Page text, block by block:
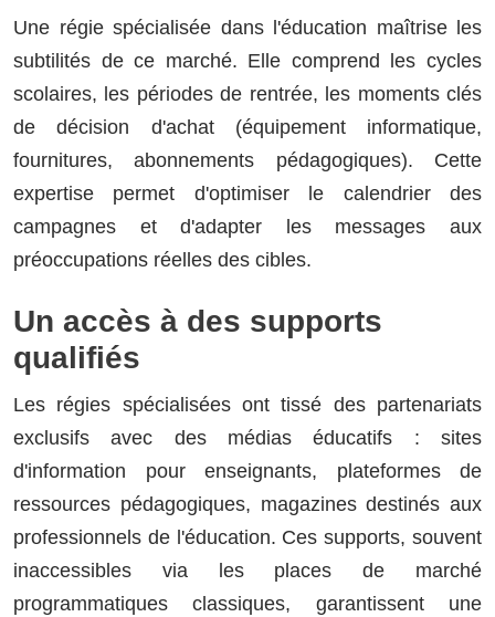
Une régie spécialisée dans l'éducation maîtrise les
subtilités de ce marché. Elle comprend les cycles
scolaires, les périodes de rentrée, les moments clés
de décision d'achat (équipement informatique,
fournitures, abonnements pédagogiques). Cette
expertise permet d'optimiser le calendrier des
campagnes et d'adapter les messages aux
préoccupations réelles des cibles.
Un accès à des supports
qualifiés
Les régies spécialisées ont tissé des partenariats
exclusifs avec des médias éducatifs : sites
d'information pour enseignants, plateformes de
ressources pédagogiques, magazines destinés aux
professionnels de l'éducation. Ces supports, souvent
inaccessibles via les places de marché
programmatiques classiques, garantissent une